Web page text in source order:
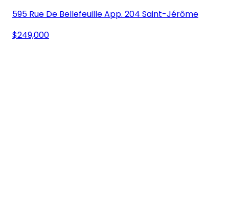
595 Rue De Bellefeuille App. 204 Saint-Jérôme
$249,000